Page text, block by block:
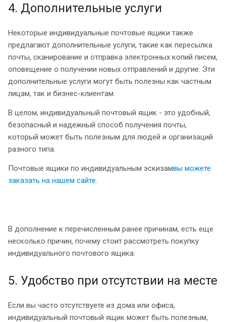
4. Дополнительные услуги
Некоторые индивидуальные почтовые ящики также
предлагают дополнительные услуги, такие как пересылка
почты, сканирование и отправка электронных копий писем,
оповещение о получении новых отправлений и другие. Эти
дополнительные услуги могут быть полезны как частным
лицам, так и бизнес-клиентам.
В целом, индивидуальный почтовый ящик - это удобный,
безопасный и надежный способ получения почты,
который может быть полезным для людей и организаций
разного типа.
Почтовые ящики по индивидуальным эскизамвы можете
заказать на нашем сайте.
В дополнение к перечисленным ранее причинам, есть еще
несколько причин, почему стоит рассмотреть покупку
индивидуального почтового ящика:
5. Удобство при отсутствии на месте
Если вы часто отсутствуете из дома или офиса,
индивидуальный почтовый ящик может быть полезным,